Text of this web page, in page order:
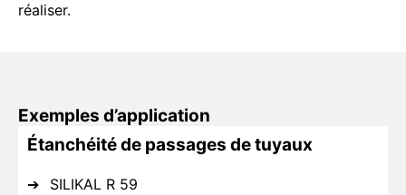
réaliser.
Exemples d’application
Étanchéité de passages de tuyaux
SILIKAL R 59